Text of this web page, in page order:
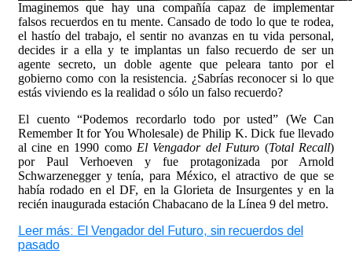
Imaginemos que hay una compañía capaz de implementar
falsos recuerdos en tu mente. Cansado de todo lo que te rodea,
el hastío del trabajo, el sentir no avanzas en tu vida personal,
decides ir a ella y te implantas un falso recuerdo de ser un
agente secreto, un doble agente que peleara tanto por el
gobierno como con la resistencia. ¿Sabrías reconocer si lo que
estás viviendo es la realidad o sólo un falso recuerdo?
El cuento “Podemos recordarlo todo por usted” (We Can
Remember It for You Wholesale) de Philip K. Dick fue llevado
al cine en 1990 como El Vengador del Futuro (Total Recall)
por Paul Verhoeven y fue protagonizada por Arnold
Schwarzenegger y tenía, para México, el atractivo de que se
había rodado en el DF, en la Glorieta de Insurgentes y en la
recién inaugurada estación Chabacano de la Línea 9 del metro.
Leer más: El Vengador del Futuro, sin recuerdos del
pasado